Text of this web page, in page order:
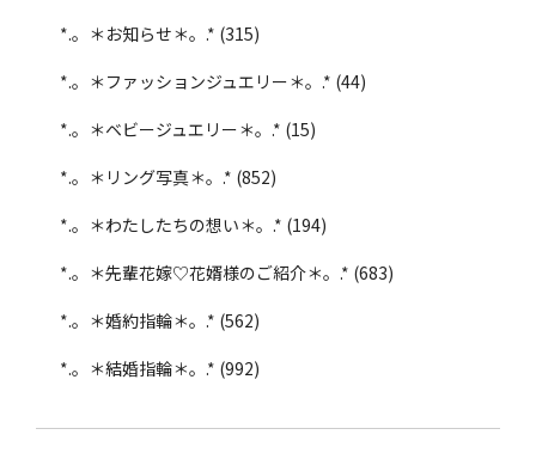
*.。＊お知らせ＊。.* (315)
*.。＊ファッションジュエリー＊。.* (44)
*.。＊ベビージュエリー＊。.* (15)
*.。＊リング写真＊。.* (852)
*.。＊わたしたちの想い＊。.* (194)
*.。＊先輩花嫁♡花婿様のご紹介＊。.* (683)
*.。＊婚約指輪＊。.* (562)
*.。＊結婚指輪＊。.* (992)